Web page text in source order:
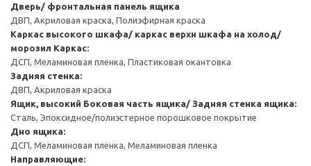
Дверь/ фронтальная панель ящика
ДВП, Акриловая краска, Полиэфирная краска
Каркас высокого шкафа/ каркас верхн шкафа на холод/
морозил Каркас:
ДСП, Меламиновая пленка, Пластиковая окантовка
Задняя стенка:
ДВП, Акриловая краска
Ящик, высокий Боковая часть ящика/ Задняя стенка ящика:
Сталь, Эпоксидное/полиэстерное порошковое покрытие
Дно ящика:
ДСП, Меламиновая пленка, Меламиновая пленка
Направляющие: